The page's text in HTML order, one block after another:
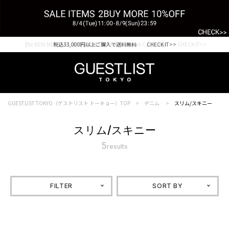
税込33,000円以上ご購入で送料無料 CHECK IT>>
GUESTLIST TOKYO（ゲストリスト トーキョー）TOP デニム スリム/スキニー
スリム/スキニー
5results
FILTER SORT BY